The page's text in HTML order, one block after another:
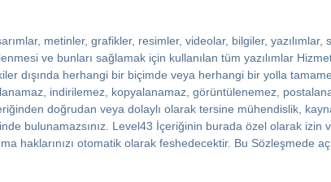
metinler, grafikler, resimler, videolar, bilgiler,
ve bunları sağlamak için kullanılan tüm yazılımlar
dışında herhangi bir biçimde veya herhangi bir yolla
indirilemez, kopyalanamaz, görüntülenemez,
doğrudan veya dolaylı olarak tersine mühendislik,
bulunamazsınız. Level43 İçeriğinin burada özel olarak izin
haklarınızı otomatik olarak feshedecektir. Bu Sözleşmede